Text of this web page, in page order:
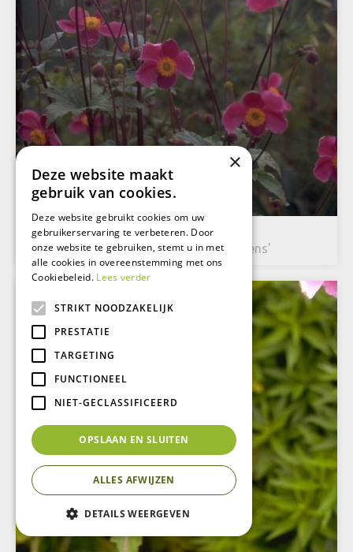
Herfstanemoon
Anemone hupehensis 'Splendens'
×
Deze website maakt
gebruik van cookies.
Deze website gebruikt cookies om uw
gebruikerservaring te verbeteren. Door
onze website te gebruiken, stemt u in met
alle cookies in overeenstemming met ons
Cookiebeleid. Lees verder
STRIKT NOODZAKELIJK
PRESTATIE
TARGETING
FUNCTIONEEL
NIET-GECLASSIFICEERD
OPSLAAN EN SLUITEN
ALLES AFWIJZEN
DETAILS WEERGEVEN